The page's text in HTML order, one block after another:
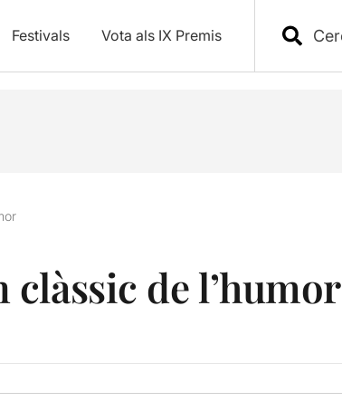
Festivals Vota als IX Premis
de l’humor